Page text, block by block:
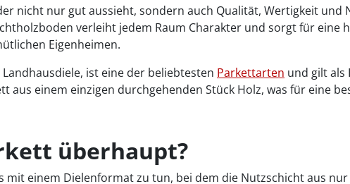
nicht nur gut aussieht, sondern auch Qualität, Wertigkeit
verleiht jedem Raum Charakter und sorgt für eine
Eigenheimen.
ist eine der beliebtesten Parkettarten und gilt als
aus einem einzigen durchgehenden Stück Holz, was für eine
überhaupt?
mit einem Dielenformat zu tun, bei dem die Nutzschicht aus